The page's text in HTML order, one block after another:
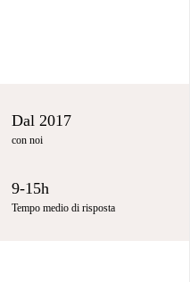
Dal 2017
con noi
9-15h
Tempo medio di risposta